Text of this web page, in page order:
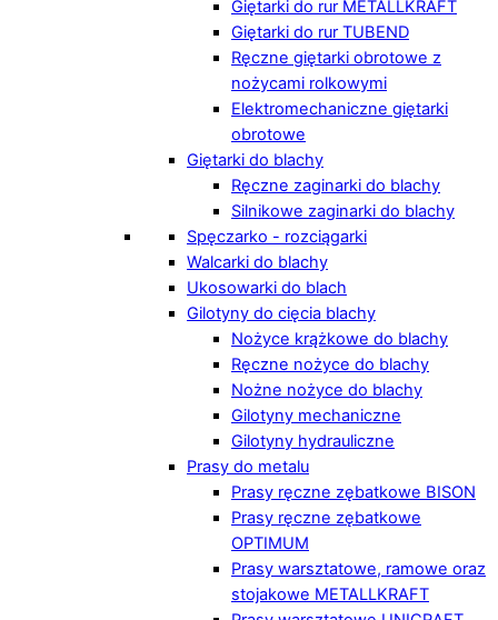
Giętarki do rur METALLKRAFT
Giętarki do rur TUBEND
Ręczne giętarki obrotowe z
nożycami rolkowymi
Elektromechaniczne giętarki
obrotowe
Giętarki do blachy
Ręczne zaginarki do blachy
Silnikowe zaginarki do blachy
Spęczarko - rozciągarki
Walcarki do blachy
Ukosowarki do blach
Gilotyny do cięcia blachy
Nożyce krążkowe do blachy
Ręczne nożyce do blachy
Nożne nożyce do blachy
Gilotyny mechaniczne
Gilotyny hydrauliczne
Prasy do metalu
Prasy ręczne zębatkowe BISON
Prasy ręczne zębatkowe
OPTIMUM
Prasy warsztatowe, ramowe oraz
stojakowe METALLKRAFT